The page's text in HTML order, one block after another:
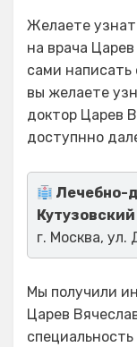
Желаете
на врача
сами
вы желаете
доктор Царев
доступнно
Лечебно-
г. Москва, ул.
Мы получили
Царев